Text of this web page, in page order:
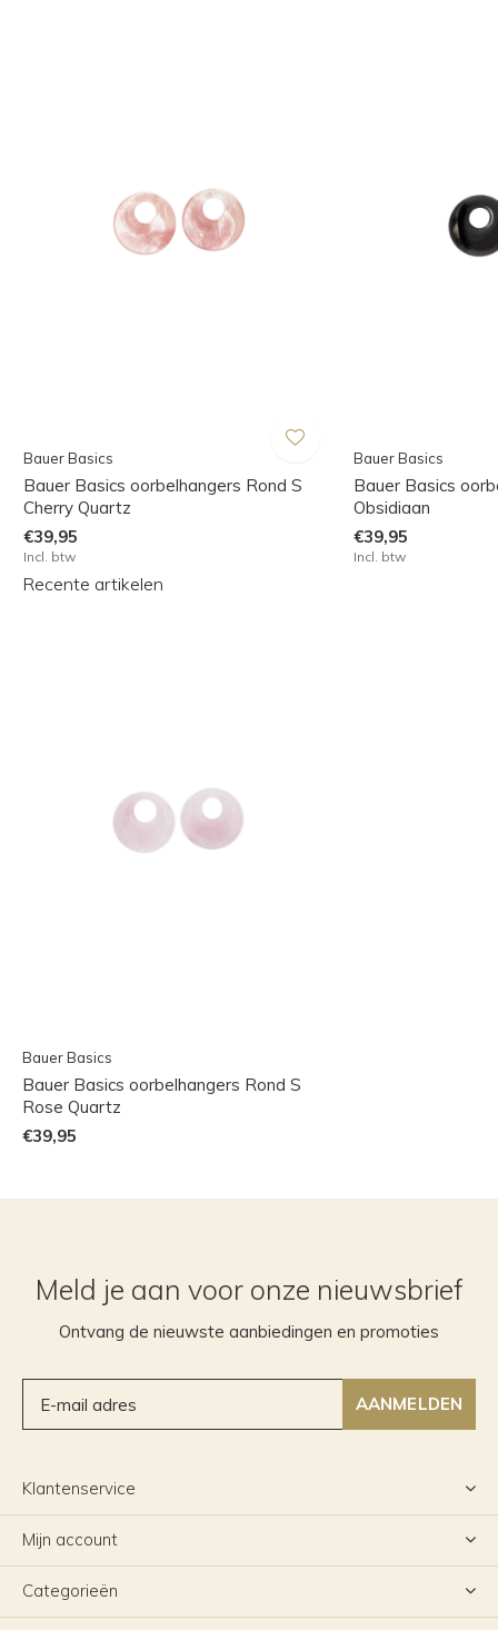
Bauer Basics
Bauer Basics oorbelhangers Rond S
Cherry Quartz
€39,95
Incl. btw
Bauer Basics
Bauer Basics
Obsidiaan
€39,95
Incl. btw
Recente artikelen
Bauer Basics
Bauer Basics oorbelhangers Rond S
Rose Quartz
€39,95
Meld je aan voor onze nieuwsbrief
Ontvang de nieuwste aanbiedingen en promoties
AANMELDEN
Klantenservice
Mijn account
Categorieën